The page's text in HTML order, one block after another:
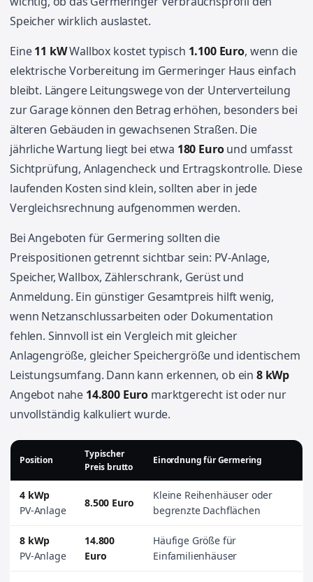
Speicher wirklich auslastet.
Eine11 kWWallbox kostet typisch 1.100 Euro, wenn die
elektrische Vorbereitung im Germeringer Haus einfach
bleibt. Längere Leitungswege von der Unterverteilung
zur Garage können den Betrag erhöhen, besonders bei
älteren Gebäuden in gewachsenen Straßen. Die
jährliche Wartung liegt bei etwa 180 Euround umfasst
Sichtprüfung, Anlagencheck und Ertragskontrolle. Diese
laufenden Kosten sind klein, sollten aber in jede
Vergleichsrechnung aufgenommen werden.
Bei Angeboten für Germering sollten die
Preispositionen getrennt sichtbar sein: PV-Anlage,
Speicher, Wallbox, Zählerschrank, Gerüst und
Anmeldung. Ein günstiger Gesamtpreis hilft wenig,
wenn Netzanschlussarbeiten oder Dokumentation
fehlen. Sinnvoll ist ein Vergleich mit gleicher
Anlagengröße, gleicher Speichergröße und identischem
Leistungsumfang. Dann kann erkennen, ob ein 8 kWp
Angebot nahe 14.800 Euro marktgerecht ist oder nur
unvollständig kalkuliert wurde.
Position
Typischer
Preis brutto
Einordnung für Germering
4 kWp
PV-Anlage
8.500 Euro
Kleine Reihenhäuser oder
begrenzte Dachflächen
8 kWp
PV-Anlage
14.800
Euro
Häufige Größe für
Einfamilienhäuser